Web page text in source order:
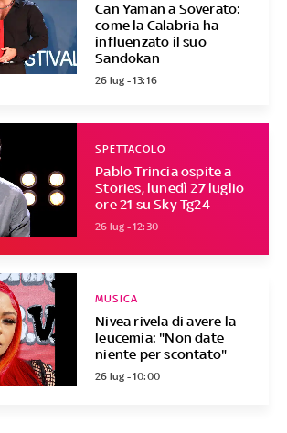
Can Yaman a Soverato:
come la Calabria ha
influenzato il suo
Sandokan
26 lug - 13:16
Pablo Trincia ospite a
Stories, lunedì 27 luglio
ore 21 su Sky Tg24
SPETTACOLO
26 lug - 12:30
Nivea rivela di avere la
leucemia: "Non date
niente per scontato"
MUSICA
26 lug - 10:00